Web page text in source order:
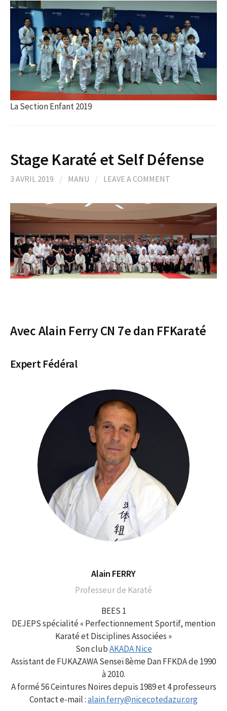
La Section Enfant 2019
Stage Karaté et Self Défense
3 AVRIL 2019 / MANU / LEAVE A COMMENT
Avec Alain Ferry CN 7e dan FFKaraté
Expert Fédéral
Alain FERRY
Professeur de Karaté
BEES 1
DEJEPS spécialité « Perfectionnement Sportif, mention
Karaté et Disciplines Associées »
Son clubAKADA Nice
Assistant de FUKAZAWA Senseï 8ème Dan FFKDA de 1990
à 2010.
A formé 56 Ceintures Noires depuis 1989 et 4 professeurs
Contact e-mail :alain.ferry@nicecotedazur.org